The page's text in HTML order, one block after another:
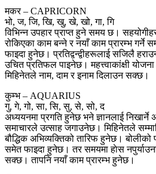
मकर – CAPRICORN
भो, ज, जि, खि, खु, खे, खो, गा, गि
विभिन्न उपहार प्राप्त हुने समय छ।
रोकिएका काम बन्ने र नयाँ काम प्रारम्भ गर्ने
फाइदा हुनेछ। प्रतिद्वन्द्वीहरूलाई सजिलै
उचित प्रतिफल पाइनेछ। महत्त्वाकांक्षी
मिहिनेतले नाम, दाम र इनाम दिलाउन सक्छ।
कुम्भ – AQUARIUS
गु, गे, गो, सा, सि, सु, से, सो, द
अध्ययनमा प्रगति हुनेछ भने ज्ञानलाई
समाचारले उत्साह जगाउनेछ। मिहिनेतले
बौद्धिक अभिव्यक्तिको तारिफ हुनेछ।
समेत फाइदा हुनेछ। तर समयमा हाेस
सक्छ। तापनि नयाँ काम प्रारम्भ हुनेछ।